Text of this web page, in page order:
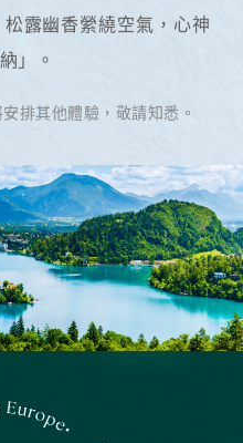
露幽香縈繞空氣，心神
」。
排其他體驗，敬請知悉。